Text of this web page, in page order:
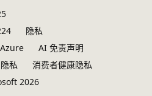
隐私
AI 免责声明
隐私
消费者健康隐私
2026